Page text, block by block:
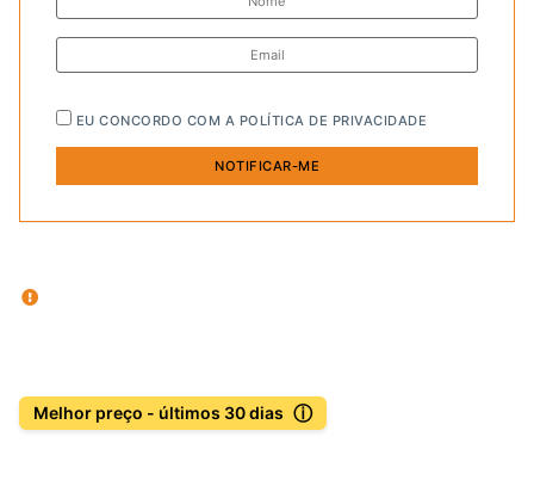
EU CONCORDO COM A POLÍTICA DE PRIVACIDADE
Melhor preço - últimos 30 dias ⓘ